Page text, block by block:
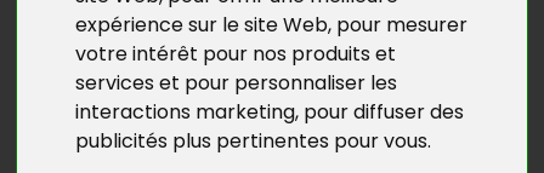
expérience sur le site Web, pour mesurer
votre intérêt pour nos produits et
services et pour personnaliser les
interactions marketing, pour diffuser des
publicités plus pertinentes pour vous.
Après son premier roman (Sans désespérer
Jets d’Encre, 2017), Gertrude Endante Anguile,
doctorante en sociologie, revient à son domaine de
prédilection avec ce guide pratique destiné aux
étudiants du secondaire.